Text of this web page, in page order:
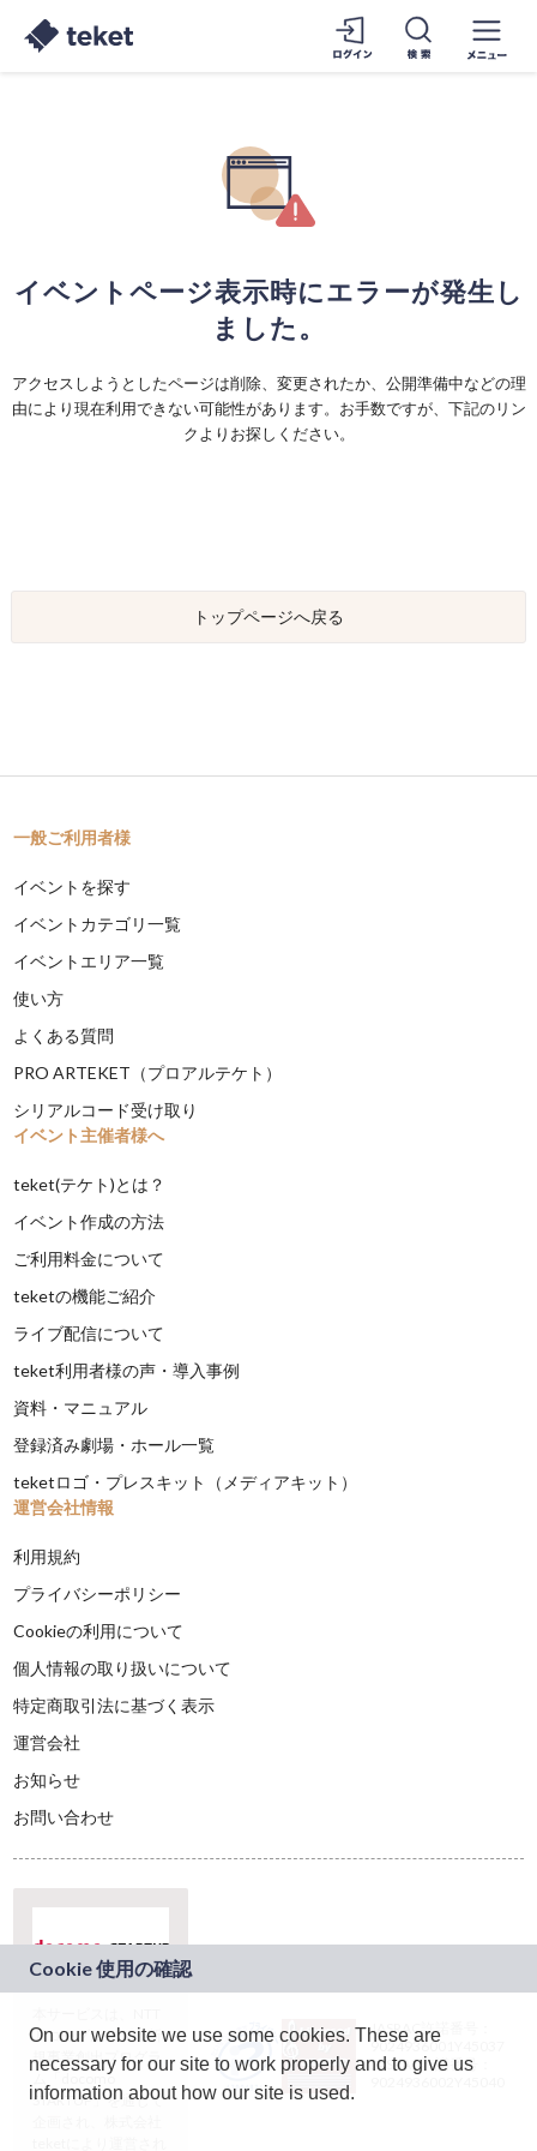
イベントページ表示時にエラーが発生し
ました。
アクセスしようとしたページは削除、変更されたか、公開準備中などの理
由により現在利用できない可能性があります。お手数ですが、下記のリン
クよりお探しください。
トップページへ戻る
一般ご利用者様
イベントを探す
イベントカテゴリ一覧
イベントエリア一覧
使い方
よくある質問
PRO ARTEKET（プロアルテケト）
シリアルコード受け取り
イベント主催者様へ
teket(テケト)とは？
イベント作成の方法
ご利用料金について
teketの機能ご紹介
ライブ配信について
teket利用者様の声・導入事例
資料・マニュアル
登録済み劇場・ホール一覧
teketロゴ・プレスキット（メディアキット）
運営会社情報
利用規約
プライバシーポリシー
Cookieの利用について
個人情報の取り扱いについて
特定商取引法に基づく表示
運営会社
お知らせ
お問い合わせ
ドコモグループの新
規事業創出プログラ
ム「docomo
STARTUP」を通じて
JASRAC許諾番号：
9024936001Y45037
JASRAC許諾番号：
On our website we use some cookies. These are
necessary for our site to work properly and to give us
information about how our site is used.